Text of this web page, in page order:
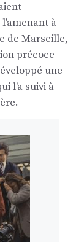
à
de Marseille,
précoce
une
l'a suivi à